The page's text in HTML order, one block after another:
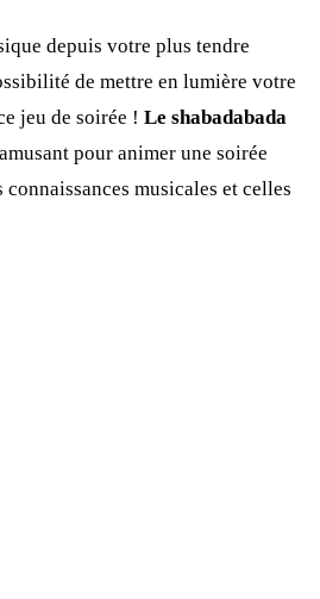
depuis votre plus tendre
de mettre en lumière votre
jeu de soirée ! Le shabadabada
pour animer une soirée
musicales et celles